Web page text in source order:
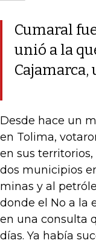
Cumaral
unió a la
Desde hace un
en Tolima,
en sus
dos municipios
minas y al
donde el No a la
en una consulta
días. Ya había